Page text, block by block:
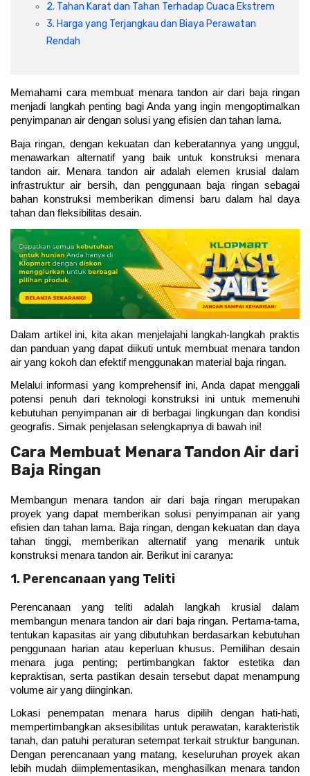
Cat dan Kimia
2. Tahan Karat dan Tahan Terhadap Cuaca Ekstrem
3. Harga yang Terjangkau dan Biaya Perawatan
Rendah
Memahami cara membuat menara tandon air dari baja ringan
menjadi langkah penting bagi Anda yang ingin mengoptimalkan
penyimpanan air dengan solusi yang efisien dan tahan lama.
Baja ringan, dengan kekuatan dan keberatannya yang unggul,
menawarkan alternatif yang baik untuk konstruksi menara
tandon air. Menara tandon air adalah elemen krusial dalam
infrastruktur air bersih, dan penggunaan baja ringan sebagai
bahan konstruksi memberikan dimensi baru dalam hal daya
tahan dan fleksibilitas desain.
Dalam artikel ini, kita akan menjelajahi langkah-langkah praktis
dan panduan yang dapat diikuti untuk membuat menara tandon
air yang kokoh dan efektif menggunakan material baja ringan.
Melalui informasi yang komprehensif ini, Anda dapat menggali
potensi penuh dari teknologi konstruksi ini untuk memenuhi
kebutuhan penyimpanan air di berbagai lingkungan dan kondisi
geografis. Simak penjelasan selengkapnya di bawah ini!
Cara Membuat Menara Tandon Air dari
Baja Ringan
Membangun menara tandon air dari baja ringan merupakan
proyek yang dapat memberikan solusi penyimpanan air yang
efisien dan tahan lama. Baja ringan, dengan kekuatan dan daya
tahan tinggi, memberikan alternatif yang menarik untuk
konstruksi menara tandon air. Berikut ini caranya:
1. Perencanaan yang Teliti
Perencanaan yang teliti adalah langkah krusial dalam
membangun menara tandon air dari baja ringan. Pertama-tama,
tentukan kapasitas air yang dibutuhkan berdasarkan kebutuhan
penggunaan harian atau keperluan khusus. Pemilihan desain
menara juga penting; pertimbangkan faktor estetika dan
kepraktisan, serta pastikan desain tersebut dapat menampung
volume air yang diinginkan.
Lokasi penempatan menara harus dipilih dengan hati-hati,
mempertimbangkan aksesibilitas untuk perawatan, karakteristik
tanah, dan patuhi peraturan setempat terkait struktur bangunan.
Dengan perencanaan yang matang, keseluruhan proyek akan
lebih mudah diimplementasikan, menghasilkan menara tandon